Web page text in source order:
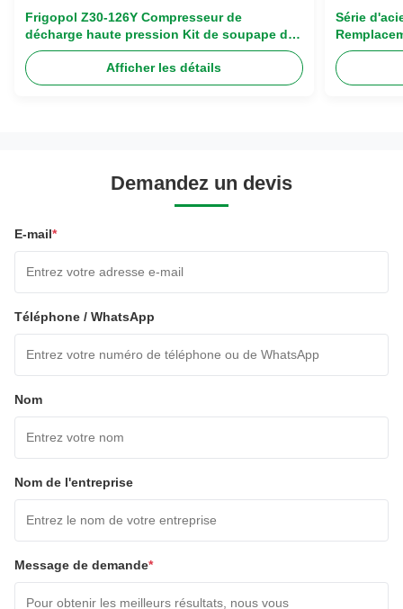
Frigopol Z30-126Y Compresseur de
décharge haute pression Kit de soupape de
roseau avec kit de révision complète en
acier inoxydable haut de gamme
Afficher les détails
Série
Demandez un devis
E-mail*
Téléphone / WhatsApp
Nom
Nom de l'entreprise
Message de demande*